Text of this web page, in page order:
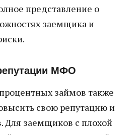
представление о
заемщика и
МФО
займов также
свою репутацию и
Для заемщиков с плохой